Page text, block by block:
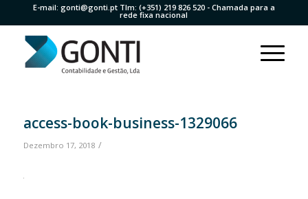
E-mail: gonti@gonti.ptTlm: (+351) 219 826 520- Chamada para a
rede fixa nacional
access-book-business-1329066
Dezembro 17, 2018 /